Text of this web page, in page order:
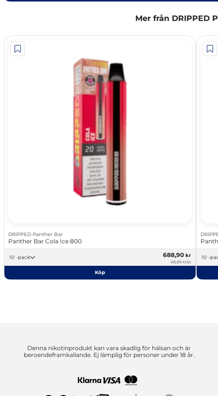
Mer från DRIPPED
DRIPPED Panther Bar
Panther Bar Cola Ice 800
10 -pack 688,90 kr
68,89 kr/st
Köp
10 -
Denna nikotinprodukt kan vara skadlig för hälsan och är
beroendeframkallande. Ej lämplig för personer under 18 år.